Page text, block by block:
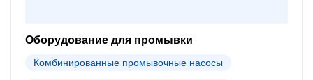
Оборудование для промывки
Комбинированные промывочные насосы